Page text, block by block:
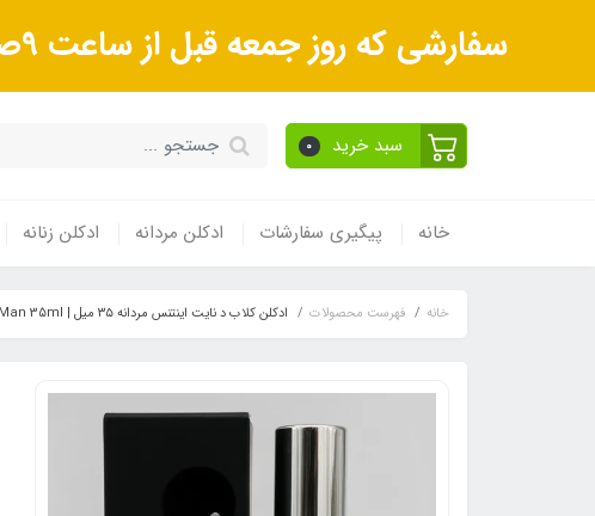
سفارشی که روز جمعه قبل از ساعت 9صبح ثبت می‌کنید روز شنبه و بعداز آن روز یکشنبه ارسال می‌شوند.
سبد خرید 0
خانه پیگیری سفارشات ادکلن مردانه ادکلن زنانه
خانه فهرست محصولات ادکلن کلاب د نایت اینتنس مردانه ۳۵ میل | Club De Nuit Intense Man 35ml